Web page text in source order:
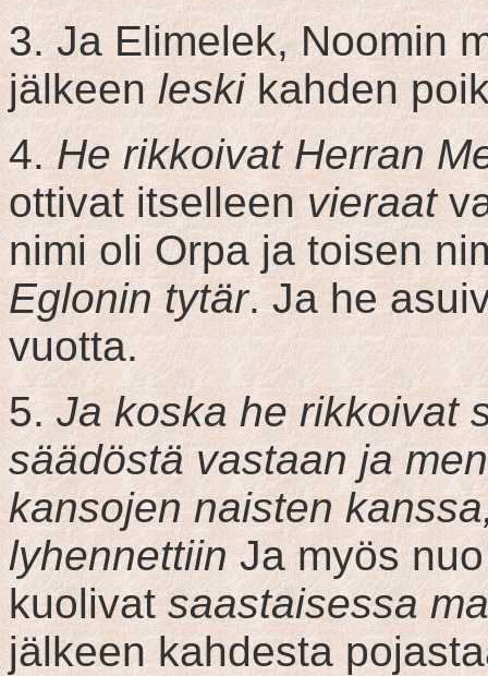
3. Ja Elimelek, Noomin
jälkeenleskikahden
4.He rikkoivat Herran
ottivat itselleenvieraat
nimi oli Orpa ja toisen
Eglonin tytär. Ja he
vuotta.
5.Ja koska he rikkoivat
säädöstä vastaan ja
kansojen naisten
lyhennettiin Ja myös
kuolivatsaastaisessa
jälkeen kahdesta